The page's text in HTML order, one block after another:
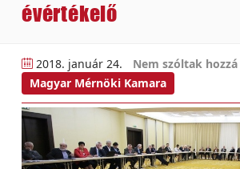
évértékelő
2018. január 24.
Nem szóltak hozzá
Magyar Mérnöki Kamara